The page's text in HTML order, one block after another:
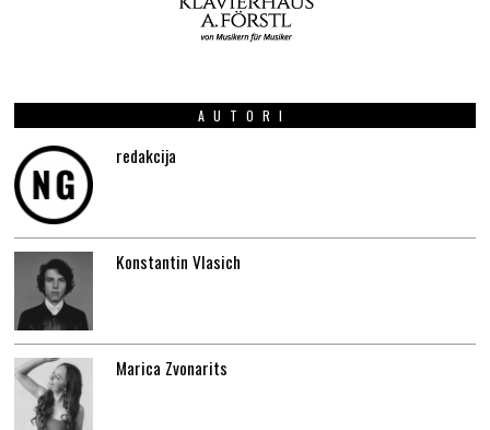
AUTORI
redakcija
Konstantin Vlasich
Marica Zvonarits